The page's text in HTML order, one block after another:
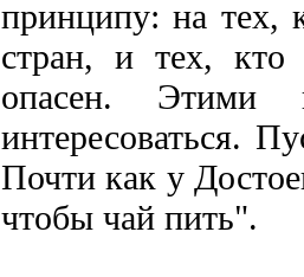
принципу: на тех,
стран, и тех,
опасен. Этими
интересоваться.
Почти как у
чтобы чай пить".